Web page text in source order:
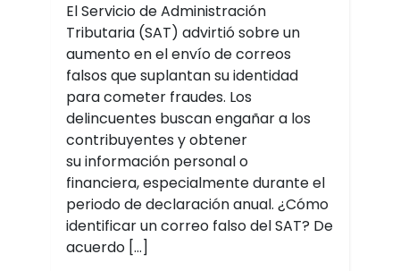
El Servicio de Administración
Tributaria (SAT) advirtió sobre un
aumento en el envío de correos
falsos que suplantan su identidad
para cometer fraudes. Los
delincuentes buscan engañar a los
contribuyentes y obtener
su información personal o
financiera, especialmente durante el
periodo de declaración anual. ¿Cómo
identificar un correo falso del SAT? De
acuerdo […]